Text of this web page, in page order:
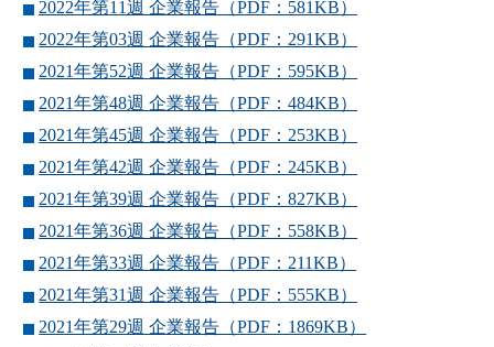
2022年第11週 企業報告（PDF：581KB）
2022年第03週 企業報告（PDF：291KB）
2021年第52週 企業報告（PDF：595KB）
2021年第48週 企業報告（PDF：484KB）
2021年第45週 企業報告（PDF：253KB）
2021年第42週 企業報告（PDF：245KB）
2021年第39週 企業報告（PDF：827KB）
2021年第36週 企業報告（PDF：558KB）
2021年第33週 企業報告（PDF：211KB）
2021年第31週 企業報告（PDF：555KB）
2021年第29週 企業報告（PDF：1869KB）